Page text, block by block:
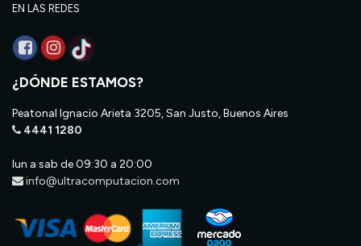
EN LAS REDES
¿DÓNDE ESTAMOS?
Peatonal Ignacio Arieta 3205, San Justo, Buenos Aires
4441 1280
lun a sab de 09:30 a 20:00
info@ultracomputacion.com